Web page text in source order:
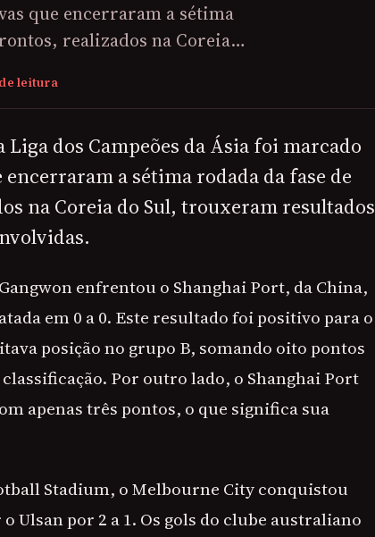
que encerraram a sétima
realizados na Coreia…
leitura
dos Campeões da Ásia foi marcado
a sétima rodada da fase de
na Coreia do Sul, trouxeram resultados
enfrentou o Shanghai Port, da China,
em 0 a 0. Este resultado foi positivo para o
posição no grupo B, somando oito pontos
Por outro lado, o Shanghai Port
apenas três pontos, o que significa sua
Stadium, o Melbourne City conquistou
por 2 a 1. Os gols do clube australiano